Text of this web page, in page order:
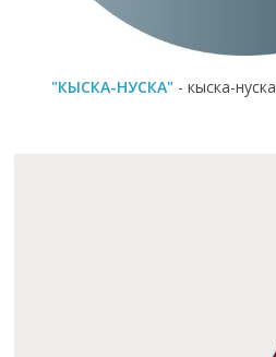
"КЫСКА-НУСКА" - кыска-